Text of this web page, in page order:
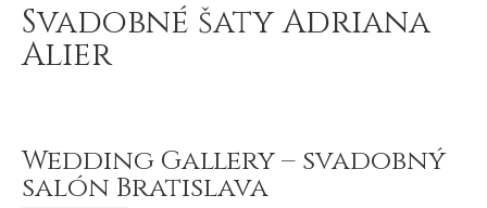
Svadobné šaty Adriana
Alier
Wedding Gallery – svadobný
salón Bratislava